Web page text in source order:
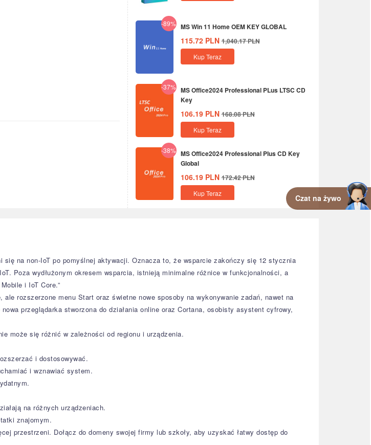
-89% MS Win 11 Home OEM KEY GLOBAL
115.72 PLN 1,040.17PLN
Kup Teraz
-37% MS Office2024 Professional PLus LTSC CD
Key
106.19 PLN 168.08PLN
Kup Teraz
-38% MS Office2024 Professional Plus CD Key
Global
106.19 PLN 172.42PLN
Kup Teraz
na non-IoT po pomyślnej aktywacji. Oznacza to, że wsparcie zakończy się 12 stycznia
Poza wydłużonym okresem wsparcia, istnieją minimalne różnice w funkcjonalności, a
i IoT Core.”
rozszerzone menu Start oraz świetne nowe sposoby na wykonywanie zadań, nawet na
przeglądarka stworzona do działania online oraz Cortana, osobisty asystent cyfrowy,
może się różnić w zależności od regionu i urządzenia.
i dostosowywać.
i wznawiać system.
na różnych urządzeniach.
znajomym.
przestrzeni. Dołącz do domeny swojej firmy lub szkoły, aby uzyskać łatwy dostęp do
Czat na żywo